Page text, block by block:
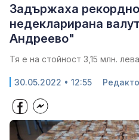
Задържаха
недекларирана
Андреево"
Тя е на стойност 3,15 млн. лева
30.05.2022 • 12:55